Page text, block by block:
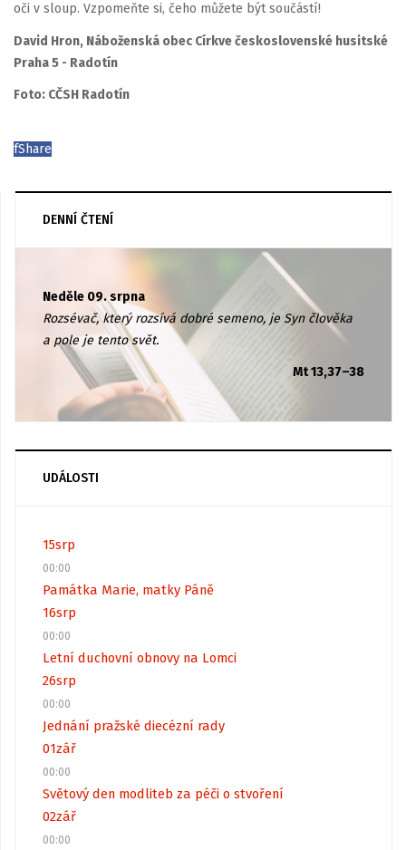
oči v sloup. Vzpomeňte si, čeho můžete být součástí!
David Hron, Náboženská obec Církve československé husitské
Praha 5 - Radotín
Foto: CČSH Radotín
fShare
DENNÍ ČTENÍ
Neděle 09. srpna
Rozsévač, který rozsívá dobré semeno, je Syn člověka
a pole je tento svět.
Mt 13,37–38
UDÁLOSTI
15srp
00:00
Památka Marie, matky Páně
16srp
00:00
Letní duchovní obnovy na Lomci
26srp
00:00
Jednání pražské diecézní rady
01zář
00:00
Světový den modliteb za péči o stvoření
02zář
00:00